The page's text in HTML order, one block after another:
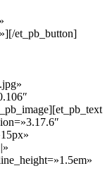
et_pb_button]